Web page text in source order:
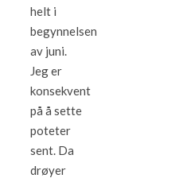
helt i
begynnelsen
av juni.
Jeg er
konsekvent
på å sette
poteter
sent. Da
drøyer